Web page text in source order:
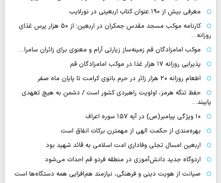
معرفی بیش از ۱۹۰ عنوان کتاب اربعینی در نورلایب
کارنامه موکب مسجد مقدس جمکران در اربعین؛ از ۵۰ هزار پرس غذای
روزانه…
موکب امامزادگان قم زمینه‌ساز زیارتی آرام و معنوی برای زائران سامرا…
پذیرایی روزانه ۱۷ هزار غذا در موکب امامزادگان قم
اطعام روزانه ۲۰ هزار زائر در حرم بانوی کرامت تا پایان ماه صفر
حفظ تنگه هرمز، اولویت راهبردی کشور است / دشمن به هیچ تعهدی
پایبند…
۱۰ ویژگی پیامبر(ص) در آیه ۱۵۷ سوره اعراف
بهره‌مندی از حکمت الهی از مهمترن برکات انفاق است
اربعین امسال تجلی وفاداری امت اسلامی به قائد شهید بود
اردوگاه جدید دانش‌آموزی در منطقه فردو قم احداث می‌شود
صیانت از هویت دینی و فرهنگی، نیازمند هم‌افزایی همه دستگاه‌ها است